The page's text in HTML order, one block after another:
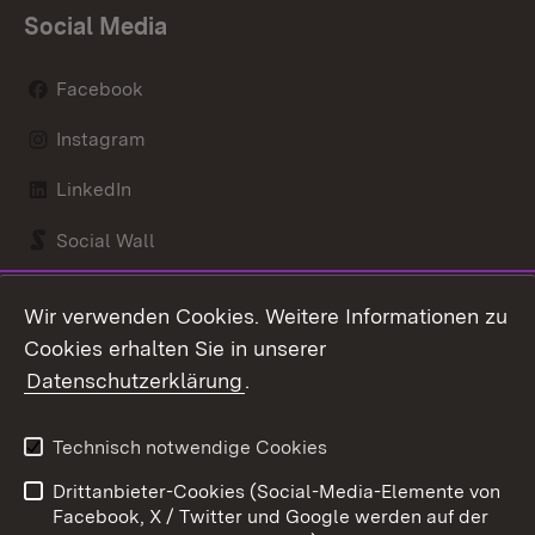
Social Media
Facebook
Instagram
LinkedIn
Social Wall
Kontakt
Barrierefreiheit
Impressum
Cookies
Wir verwenden Cookies. Weitere Informationen zu
Cookies erhalten Sie in unserer
Datenschutzerklärung.
Technisch notwendige Cookies
Drittanbieter-Cookies (Social-Media-Elemente von
Facebook, X / Twitter und Google werden auf der